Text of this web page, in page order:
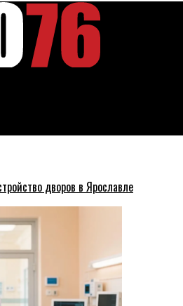
дворов в Ярославле